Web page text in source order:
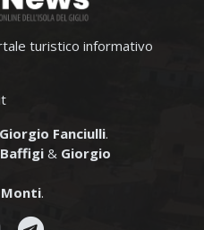
turistico informativo
Giorgio Fanciulli.
& Giorgio
Monti.